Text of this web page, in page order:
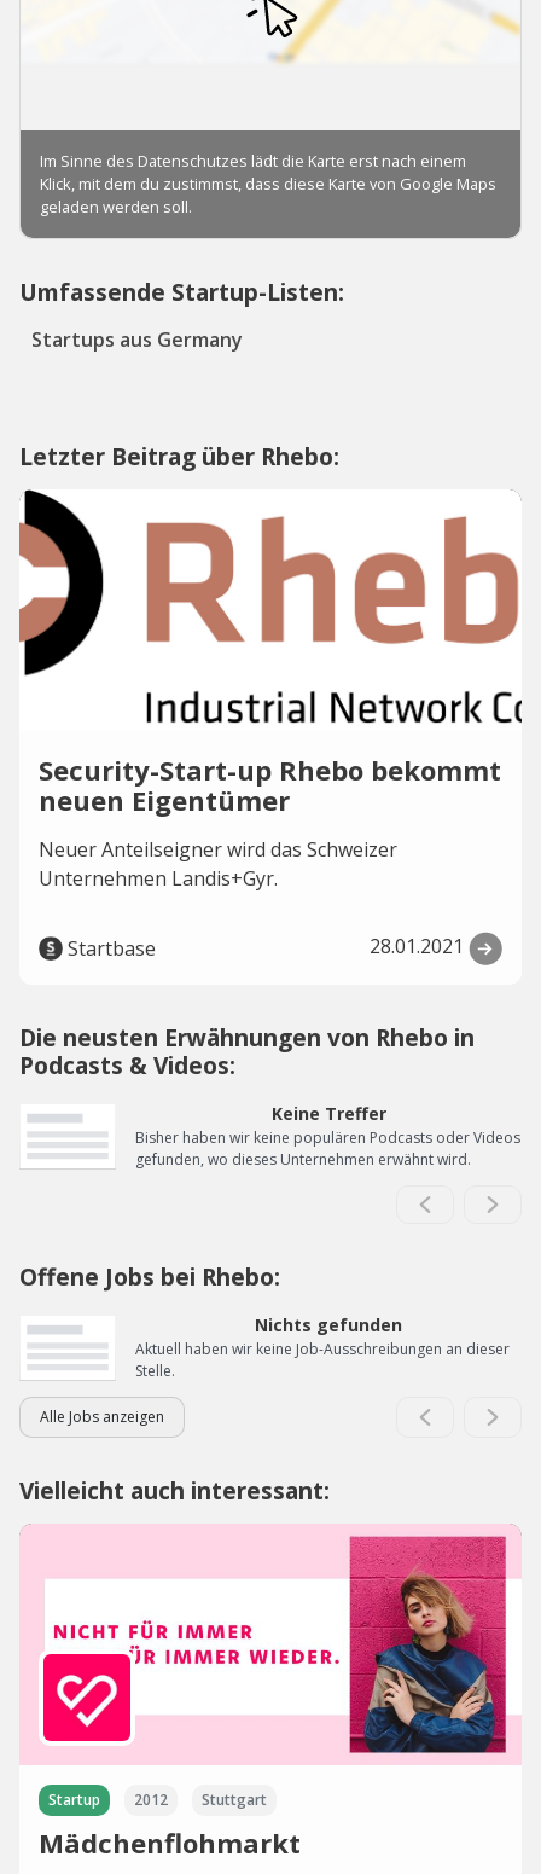
Umfassende Startup-Listen:
Startups aus Germany
Letzter Beitrag über Rhebo:
Security-Start-up Rhebo bekommt
neuen Eigentümer
Neuer Anteilseigner wird das Schweizer
Unternehmen Landis+Gyr.
Startbase 28.01.2021
Die neusten Erwähnungen von Rhebo in
Podcasts & Videos:
Keine Treffer
Bisher haben wir keine populären Podcasts oder Videos
gefunden, wo dieses Unternehmen erwähnt wird.
Offene Jobs bei Rhebo:
Nichts gefunden
Aktuell haben wir keine Job-Ausschreibungen an dieser
Stelle.
Alle Jobs anzeigen
Vielleicht auch interessant:
Startup 2012 Stuttgart
Mädchenflohmarkt